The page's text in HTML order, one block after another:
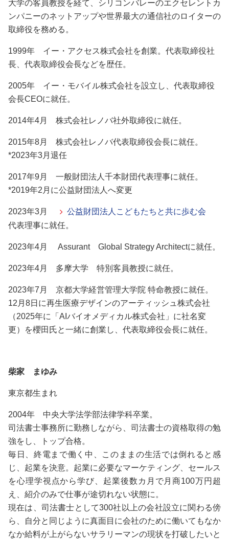
大学の客員教授を経て、シリコンバレーのエクセレントカ
ンパニーのネットアップや世界最大の通信社のロイターの
取締役を務める。
1999年 イー・アクセス株式会社を創業。代表取締役社
長、代表取締役会長などを歴任。
2005年 イー・モバイル株式会社を設立し、代表取締役
会長CEOに就任。
2014年4月 株式会社レノバ社外取締役に就任。
2015年8月 株式会社レノバ代表取締役会長に就任。
*2023年3月退任
2017年9月 一般財団法人千本財団代表理事に就任。
*2019年2月に公益財団法人へ変更
2023年3月
公益財団法人こどもたちと共に歩む会
代表理事に就任。
2023年4月 Assurant Global Strategy Architectに就任。
2023年4月 多摩大学 特別客員教授に就任。
2023年7月 京都大学経営管理大学院 特命教授に就任。
12月8日に再生医療デザインのアーティッシュ株式会社
（2025年に「AIバイオメディカル株式会社」に社名変
更）を櫻田氏と一緒に創業し、代表取締役会長に就任。
柴家 まゆみ
東京都生まれ
2004年 中央大学法学部法律学科卒業。
司法書士事務所に勤務しながら、司法書士の資格取得の勉
強をし、トップ合格。
毎日、終電まで働く中、このままの生活では倒れると感
じ、起業を決意。起業に必要なマーケティング、セールス
を心理学視点から学び、起業後数カ月で月商100万円超
え、紹介のみで仕事が途切れない状態に。
現在は、司法書士として300社以上の会社設立に関わる傍
ら、
自分と同じように真面目に会社のために働いてもなか
なか給料が上がらないサラリーマンの現状を打破したいと